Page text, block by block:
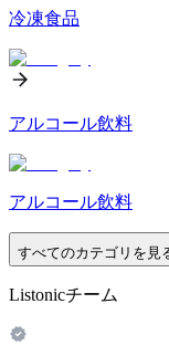
冷凍食品
アルコール飲料
アルコール飲料
すべてのカテゴリを見
Listonicチーム